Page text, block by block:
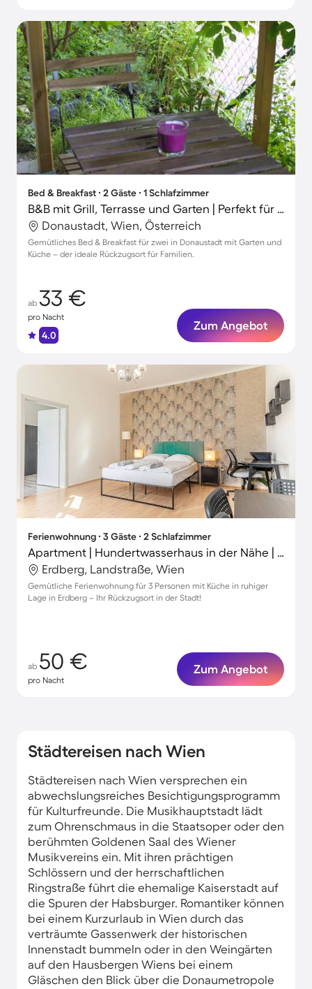
Bed & Breakfast ∙ 2 Gäste ∙ 1 Schlafzimmer
B&B mit Grill, Terrasse und Garten | Perfekt für die Arbeit von Zuhause
Donaustadt, Wien, Österreich
Gemütliches Bed & Breakfast für zwei in Donaustadt mit Garten und
Küche – der ideale Rückzugsort für Familien.
ab 33 €
pro Nacht
4.0
Zum Angebot
Ferienwohnung ∙ 3 Gäste ∙ 2 Schlafzimmer
Apartment | Hundertwasserhaus in der Nähe | Ideal für Homeoffice
Erdberg, Landstraße, Wien
Gemütliche Ferienwohnung für 3 Personen mit Küche in ruhiger
Lage in Erdberg – Ihr Rückzugsort in der Stadt!
ab 50 €
pro Nacht
Zum Angebot
Städtereisen nach Wien
Städtereisen nach Wien versprechen ein
abwechslungsreiches Besichtigungsprogramm
für Kulturfreunde. Die Musikhauptstadt lädt
zum Ohrenschmaus in die Staatsoper oder den
berühmten Goldenen Saal des Wiener
Musikvereins ein. Mit ihren prächtigen
Schlössern und der herrschaftlichen
Ringstraße führt die ehemalige Kaiserstadt auf
die Spuren der Habsburger. Romantiker können
bei einem Kurzurlaub in Wien durch das
verträumte Gassenwerk der historischen
Innenstadt bummeln oder in den Weingärten
auf den Hausbergen Wiens bei einem
Gläschen den Blick über die Donaumetropole